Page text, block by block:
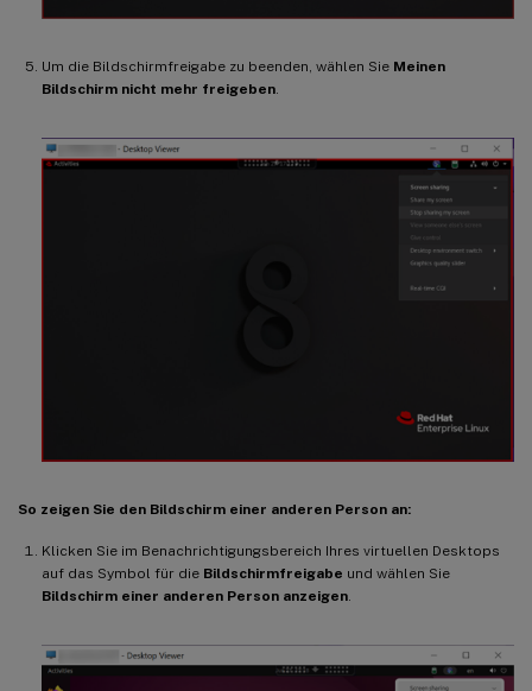
Um die Bildschirmfreigabe zu beenden, wählen Sie Meinen
Bildschirm nicht mehr freigeben.
So zeigen Sie den Bildschirm einer anderen Person an:
Klicken Sie im Benachrichtigungsbereich Ihres virtuellen Desktops
auf das Symbol für die Bildschirmfreigabe und wählen Sie
Bildschirm einer anderen Person anzeigen